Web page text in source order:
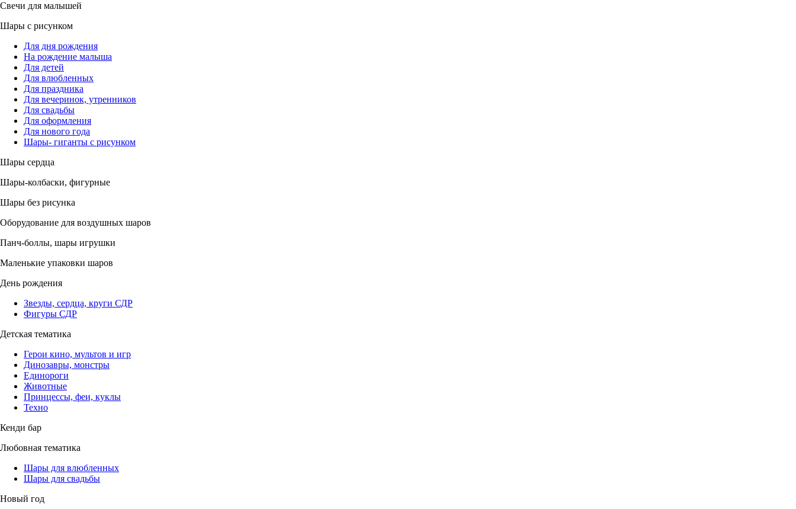
Свечи для малышей
Шары с рисунком
Для дня рождения
На рождение малыша
Для детей
Для влюбленных
Для праздника
Для вечеринок, утренников
Для свадьбы
Для оформления
Для нового года
Шары- гиганты с рисунком
Шары сердца
Шары-колбаски, фигурные
Шары без рисунка
Оборудование для воздушных шаров
Панч-боллы, шары игрушки
Маленькие упаковки шаров
День рождения
Звезды, сердца, круги СДР
Фигуры СДР
Детская тематика
Герои кино, мультов и игр
Динозавры, монстры
Единороги
Животные
Принцессы, феи, куклы
Техно
Кенди бар
Любовная тематика
Шары для влюбленных
Шары для свадьбы
Новый год